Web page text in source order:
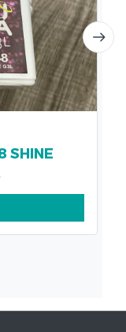
SHINE